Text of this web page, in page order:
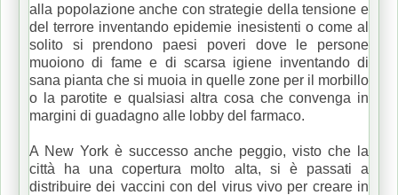
alla popolazione anche con strategie della tensione e
del terrore inventando epidemie inesistenti o come al
solito si prendono paesi poveri dove le persone
muoiono di fame e di scarsa igiene inventando di
sana pianta che si muoia in quelle zone per il morbillo
o la parotite e qualsiasi altra cosa che convenga in
margini di guadagno alle lobby del farmaco.
A New York è successo anche peggio, visto che la
città ha una copertura molto alta, si è passati a
distribuire dei vaccini con del virus vivo per creare in